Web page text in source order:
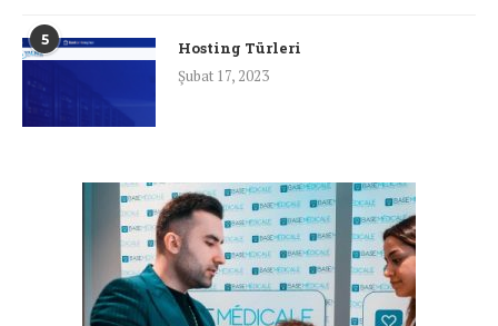
5
Hosting Türleri
Şubat 17, 2023